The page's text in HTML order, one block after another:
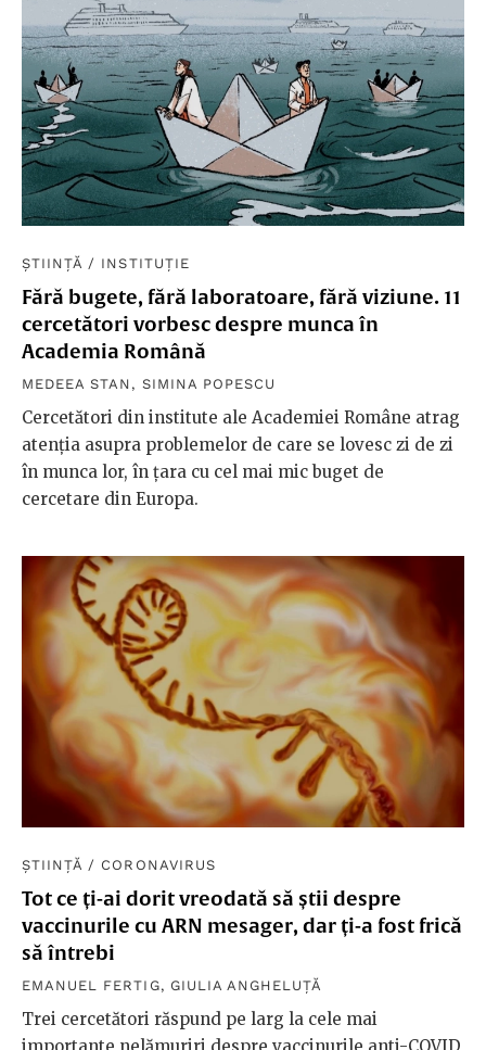
ȘTIINȚĂ / INSTITUȚIE
Fără bugete, fără laboratoare, fără viziune. 11
cercetători vorbesc despre munca în
Academia Română
MEDEEA STAN , SIMINA POPESCU
Cercetători din institute ale Academiei Române atrag
atenția asupra problemelor de care se lovesc zi de zi
în munca lor, în țara cu cel mai mic buget de
cercetare din Europa.
ȘTIINȚĂ / CORONAVIRUS
Tot ce ți-ai dorit vreodată să știi despre
vaccinurile cu ARN mesager, dar ți-a fost frică
să întrebi
EMANUEL FERTIG, GIULIA ANGHELUȚĂ
Trei cercetători răspund pe larg la cele mai